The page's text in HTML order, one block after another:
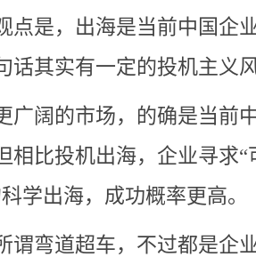
点是，出海是当前中国企
话其实有一定的投机主义
广阔的市场，的确是当前
相比投机出海，企业寻求“
学出海，成功概率更高。
谓弯道超车，不过都是企